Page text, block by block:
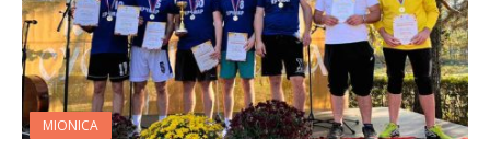
MIONICA